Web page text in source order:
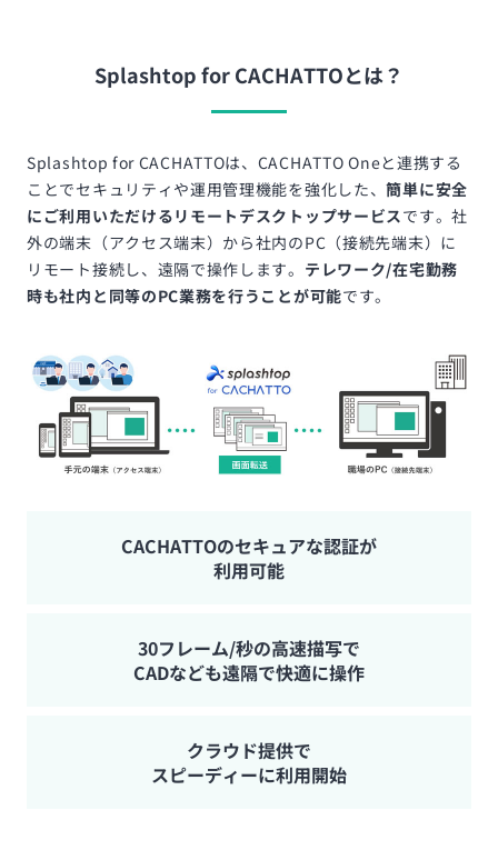
Splashtop for CACHATTOとは？
Splashtop for CACHATTOは、CACHATTO Oneと連携する
ことでセキュリティや運用管理機能を強化した、簡単に安全
にご利用いただけるリモートデスクトップサービスです。社
外の端末（アクセス端末）から社内のPC（接続先端末）に
リモート接続し、遠隔で操作します。 テレワーク/在宅勤務
時も社内と同等のPC業務を行うことが可能です。
CACHATTOのセキュアな認証が
利用可能
30フレーム/秒の高速描写で
CADなども遠隔で快適に操作
クラウド提供で
スピーディーに利用開始